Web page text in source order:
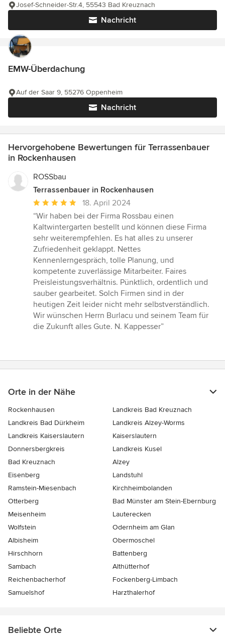
Nachricht
Josef-Schneider-Str.4, 55543 Bad Kreuznach
EMW-Überdachung
Nachricht
Auf der Saar 9, 55276 Oppenheim
Hervorgehobene Bewertungen für Terrassenbauer
in Rockenhausen
ROSSbau
Terrassenbauer in Rockenhausen
Durchschnittliche
Bewertung:
5
von
5
Sternen
18. April 2024
“Wir haben bei der Firma Rossbau einen
Kaltwintergarten bestellt und können diese Firma
sehr weiterempfehlen. Es hat alles zu unserer
Zufriedenheit geklappt. Nettes
Kennenlerngespräch, tolle Planung, und
kompetente zuverlässige Mitarbeiter. Faires
Preisleistungsverhältnis. Pünktlich, ordentlich und
sauber gearbeitet. Solch Firmen sind in der
heutigen Zeit leider nicht mehr selbstverständlich.
Wir wünschen Herrn Burlacu und seinem Team für
die Zukunft alles Gute. N. Kappesser”
Orte in der Nähe
Rockenhausen
Landkreis Bad Kreuznach
Landkreis Bad Dürkheim
Landkreis Alzey-Worms
Landkreis Kaiserslautern
Kaiserslautern
Donnersbergkreis
Landkreis Kusel
Bad Kreuznach
Alzey
Eisenberg
Landstuhl
Ramstein-Miesenbach
Kirchheimbolanden
Otterberg
Bad Münster am Stein-Ebernburg
Meisenheim
Lauterecken
Wolfstein
Odernheim am Glan
Albisheim
Obermoschel
Hirschhorn
Battenberg
Sambach
Althütterhof
Reichenbacherhof
Fockenberg-Limbach
Samuelshof
Harzthalerhof
Beliebte Orte